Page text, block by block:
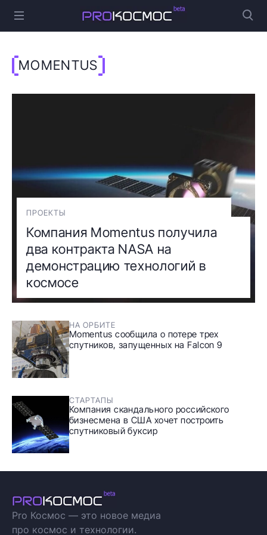
MOMENTUS
ПРОЕКТЫ
Компания Momentus получила
два контракта NASA на
демонстрацию технологий в
космосе
НА ОРБИТЕ
Momentus сообщила о потере трех
спутников, запущенных на Falcon 9
СТАРТАПЫ
Компания скандального российского
бизнесмена в США хочет построить
спутниковый буксир
Pro Космос — это новое медиа
про космос и технологии.